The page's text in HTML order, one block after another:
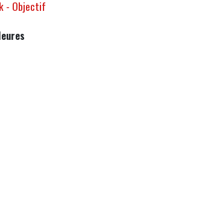
- Objectif